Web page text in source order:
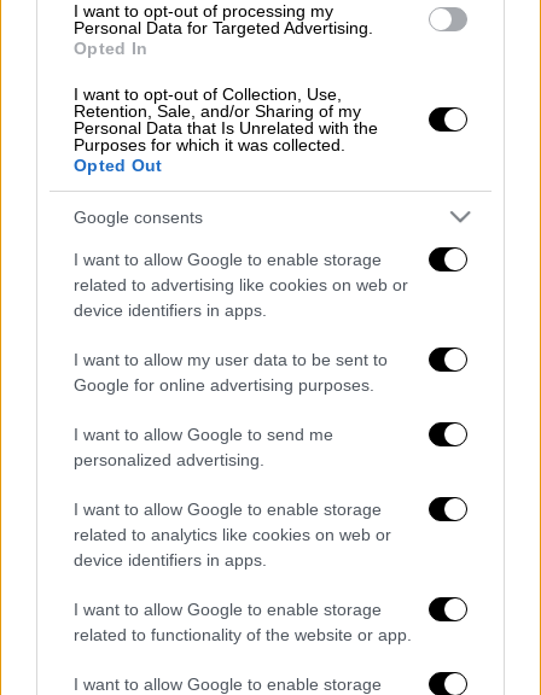
I want to opt-out of processing my
Personal Data for Targeted Advertising.
Opted In
I want to opt-out of Collection, Use,
Retention, Sale, and/or Sharing of my
Personal Data that Is Unrelated with the
Purposes for which it was collected.
Opted Out
Google consents
I want to allow Google to enable storage
related to advertising like cookies on web or
device identifiers in apps.
I want to allow my user data to be sent to
Google for online advertising purposes.
I want to allow Google to send me
personalized advertising.
I want to allow Google to enable storage
related to analytics like cookies on web or
device identifiers in apps.
I want to allow Google to enable storage
related to functionality of the website or app.
I want to allow Google to enable storage
Βαλσάμω, Βαλσαμία
Τα σχολιά σας δημοσιεύονται άμεσα με δική σας ευθύνη. Το
ΕΘΝΟΣ θα παρεμβαίνει και τα προσβλητικά σχόλια θα
διαγράφονται
Ξεφυλλίζοντας... τέσσερις ιστορίες για τη
γνώση, τη φύση και την τεχνολογία
Απίστευτη ιστορία στην Ελλάδα – Πώς μια
μπάλα ταξίδεψε στη θάλασσα 80 μίλια για
να κρατήσει ζωντανό έναν 30χρονο!